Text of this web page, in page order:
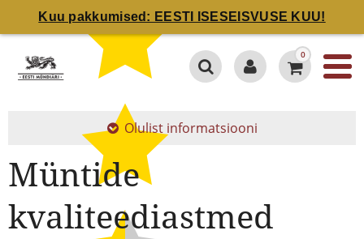
Kuu pakkumised: EESTI ISESEISVUSE KUU!
0
Olulist informatsiooni
Müntide
kvaliteediastmed